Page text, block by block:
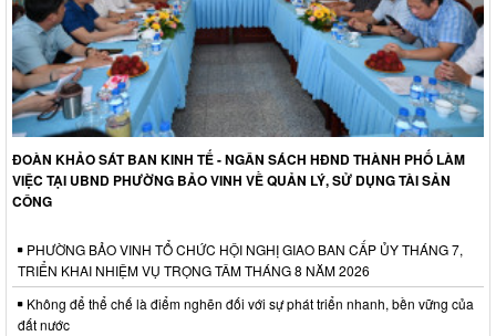
ĐOÀN KHẢO SÁT BAN KINH TẾ - NGÂN SÁCH HĐND THÀNH PHỐ LÀM
VIỆC TẠI UBND PHƯỜNG BẢO VINH VỀ QUẢN LÝ, SỬ DỤNG TÀI SẢN
CÔNG
PHƯỜNG BẢO VINH TỔ CHỨC HỘI NGHỊ GIAO BAN CẤP ỦY THÁNG 7,
TRIỂN KHAI NHIỆM VỤ TRỌNG TÂM THÁNG 8 NĂM 2026
Không để thể chế là điểm nghẽn đối với sự phát triển nhanh, bền vững của
đất nước